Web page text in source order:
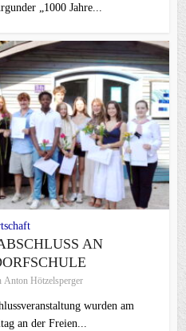
„1000 Jahre...
AN
Anton Hötzelsperger
wurden am
an der Freien...